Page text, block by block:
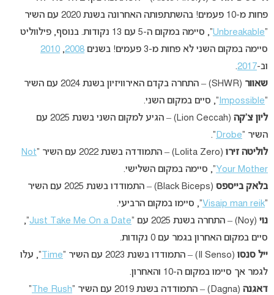
פחות מ-10 פעמים! בהשתתפותה האחרונה בשנת 2020 עם השיר
“
Unbreakable
“, סיימה במקום ה-5 עם 13 נקודות. בנוסף, פילווליט
סיימה במקום השני לא פחות מ-3 פעמים! בשנים
2008
,
2010
וב-2017
.
שאוור
(SHWR) – התחרה בקדם האירוויזיון בשנת 2024 עם השיר
“
Impossible “, סיים במקום השני.
ליון צ’קה
(Lion Ceccah) – הגיע למקום השני בשנת 2025 עם
השיר “Drobe
“.
לוליטה זירו (Lolita Zero) – התמודדה בשנת 2022 עם השיר “
Not
Your Mother“, סיימה במקום השלישי.
בלאק בייספס
(Black Biceps) – התמודדו בשנת 2025 עם השיר
“
Visaip man reik“, סיימו במקום הרביעי.
נוי (Noy) – התחרה בשנת 2025 עם “ Just Take Me On a Date
“,
סיים במקום האחרון בגמר עם 0 נקודות.
ייל סנסו (Il Senso) – התמודדו בשנת 2023 עם השיר “ Time “, עלו
לגמר אך סיימו במקום ה-10 והאחרון.
דאגנה (Dagna) – התמודדה בשנת 2019 עם השיר “ The Rush
”